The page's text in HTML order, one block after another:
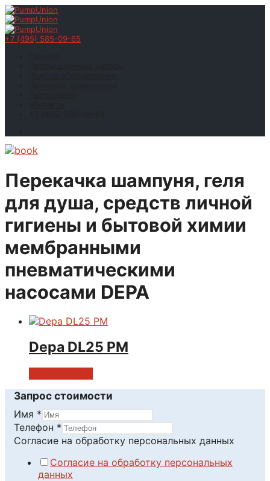
+7 (495) 585-09-65
Перекачка шампуня, геля
для душа, средств личной
гигиены и бытовой химии
мембранными
пневматическими
насосами DEPA
Depa DL25 PM
Запрос стоимости
Имя *
данных
Телефон
Телефон *
Согласие на обработку персональных данных
Согласие на обработку персональных
данных